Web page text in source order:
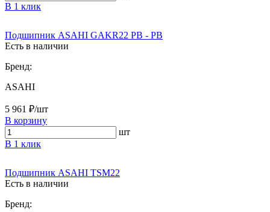
В 1 клик
Подшипник ASAHI GAKR22 PB - PB
Есть в наличии
Бренд:
ASAHI
5 961 ₽/шт
В корзину
шт
В 1 клик
Подшипник ASAHI TSM22
Есть в наличии
Бренд: